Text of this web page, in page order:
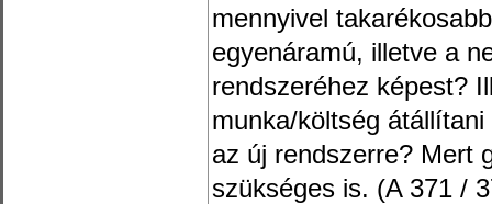
mennyivel
egyenáramú, illetve a
rendszeréhez képest?
munka/költség
az új rendszerre? Mert
szükséges is. (A 371 /